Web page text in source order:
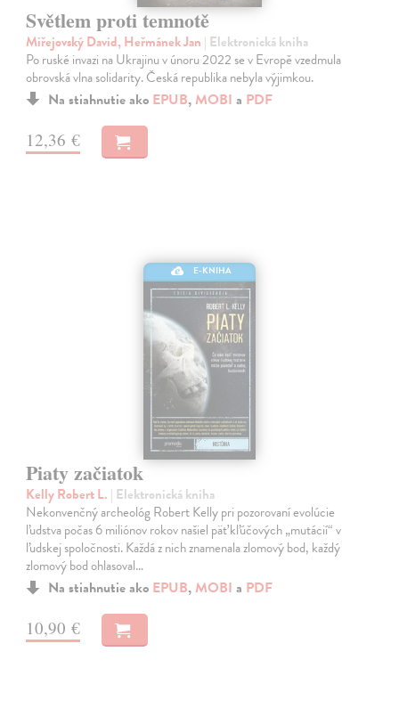
Světlem proti temnotě
Miřejovský David, Heřmánek Jan | Elektronická kniha
Po ruské invazi na Ukrajinu v únoru 2022 se v Evropě vzedmula
obrovská vlna solidarity. Česká republika nebyla výjimkou.
Na stiahnutie ako EPUB, MOBI a PDF
12,36 €
E-KNIHA
Piaty začiatok
Kelly Robert L. | Elektronická kniha
Nekonvenčný archeológ Robert Kelly pri pozorovaní evolúcie
ľudstva počas 6 miliónov rokov našiel päť kľúčových „mutácií“ v
ľudskej spoločnosti. Každá z nich znamenala zlomový bod, každý
zlomový bod ohlasoval…
Na stiahnutie ako EPUB, MOBI a PDF
10,90 €